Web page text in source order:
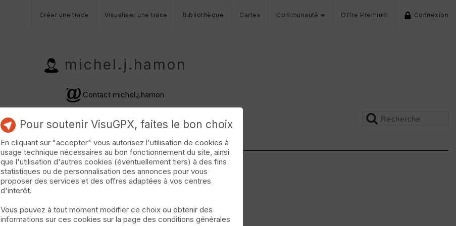
Créer une trace Visualiser une trace Bibliothèque Cartes Communauté Offre Premium Connexion
michel.j.hamon
Contact michel.j.hamon
Pour soutenir VisuGPX, faites le bon choix
En cliquant sur "accepter" vous autorisez l'utilisation de cookies à
usage technique nécessaires au bon fonctionnement du site, ainsi
que l'utilisation d'autres cookies (éventuellement tiers) à des fins
statistiques ou de personnalisation des annonces pour vous
proposer des services et des offres adaptées à vos centres
d'interêt.
Vous pouvez à tout moment modifier ce choix ou obtenir des
informations sur ces cookies sur la page des conditions générales